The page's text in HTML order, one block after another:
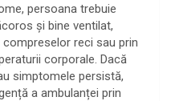
persoana trebuie
și bine ventilat,
reci sau prin
corporale. Dacă
simptomele persistă,
a ambulanței prin